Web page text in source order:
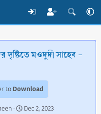
মওদুদী সাহেব -
to Download
S
Dec 2, 2023